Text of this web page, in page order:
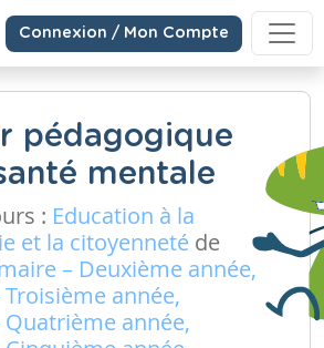
Connexion / Mon Compte
pédagogique
mentale
: Education à la
et la citoyenneté de
– Deuxième année,
année,
Quatrième année,